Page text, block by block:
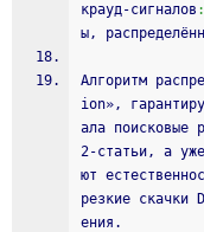
крауд‑сигналов :
ы,
Алгоритм
ion»,
ала поисковые
2‑статьи, а
ют
резкие скачки
ения.